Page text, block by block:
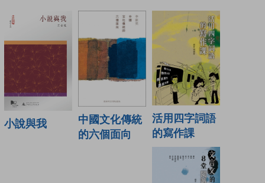
小說與我
中國文化傳統
的六個面向
活用四字詞語
的寫作課